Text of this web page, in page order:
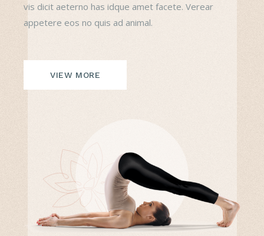
vis dicit aeterno has idque amet facete. Verear
appetere eos no quis ad animal.
VIEW MORE